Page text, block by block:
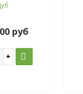
руб